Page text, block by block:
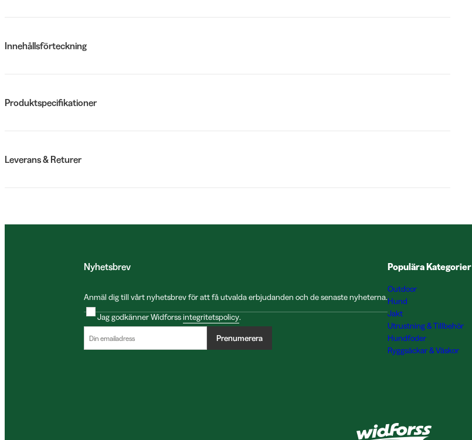
Innehållsförteckning
Produktspecifikationer
Leverans & Returer
Nyhetsbrev
Anmäl dig till vårt nyhetsbrev för att få utvalda erbjudanden och de senaste nyheterna.
Jag godkänner Widforssintegritetspolicy.
Prenumerera
Populära Kategorier
Outdoor
Hund
Jakt
Utrustning & Tillbehör
Hundfoder
Ryggsäckar & Väskor